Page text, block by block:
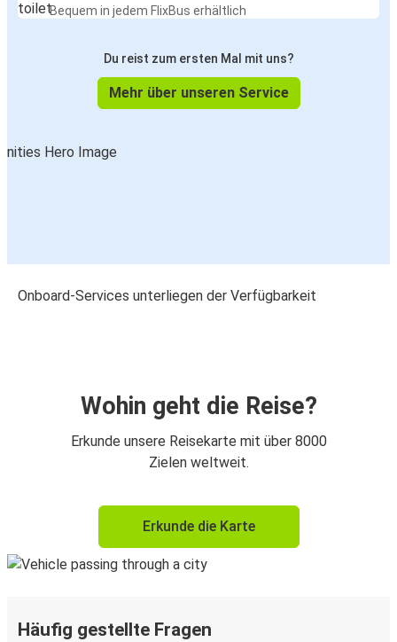
Bequem in jedem FlixBus erhältlich
Du reist zum ersten Mal mit uns?
Mehr über unseren Service
Onboard-Services unterliegen der Verfügbarkeit
Wohin geht die Reise?
Erkunde unsere Reisekarte mit über 8000
Zielen weltweit.
Erkunde die Karte
Häufig gestellte Fragen